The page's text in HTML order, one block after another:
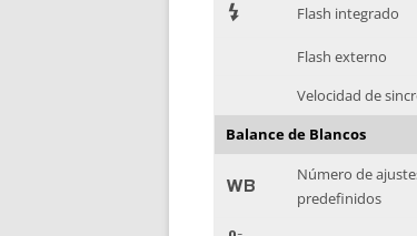
7 Flash integrado
Flash externo
Velocidad de
Balance de Blancos
9
Número de
predefinidos